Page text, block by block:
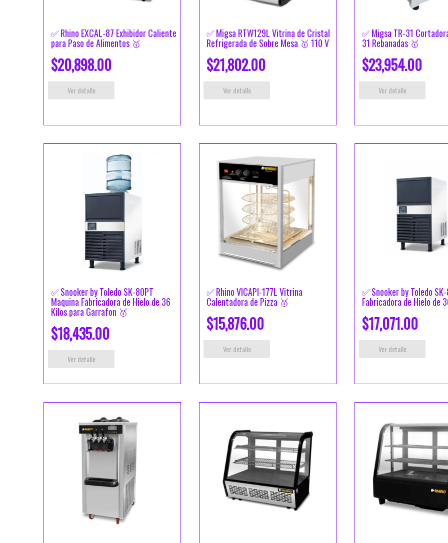
✅ Rhino EXCAL-87 Exhibidor Caliente
para Paso de Alimentos 🥇
$20,898.00
Ver detalle
✅ Migsa RTW129L Vitrina de Cristal
Refrigerada de Sobre Mesa 🥇 110 V
$21,802.00
Ver detalle
✅ Migsa TR-31
31 Rebanadas 🥇
$23,954.00
Ver detalle
✅ Snooker by Toledo SK-80PT
Maquina Fabricadora de Hielo de 36
Kilos para Garrafon 🥇
$18,435.00
Ver detalle
✅ Rhino VICAPI-177L Vitrina
Calentadora de Pizza 🥇
$15,876.00
Ver detalle
✅ Snooker by Toledo
Fabricadora de Hielo de
$17,071.00
Ver detalle